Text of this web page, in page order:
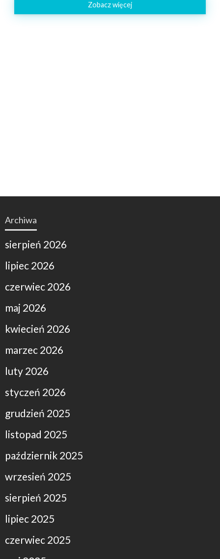
Zobacz więcej
Archiwa
sierpień 2026
lipiec 2026
czerwiec 2026
maj 2026
kwiecień 2026
marzec 2026
luty 2026
styczeń 2026
grudzień 2025
listopad 2025
październik 2025
wrzesień 2025
sierpień 2025
lipiec 2025
czerwiec 2025